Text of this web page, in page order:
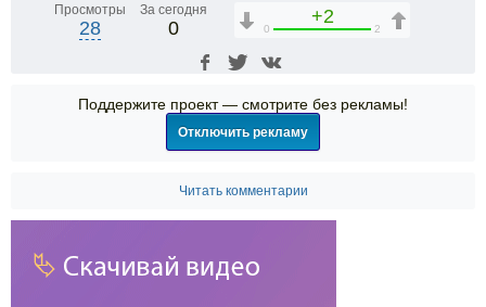
Просмотры
28
За сегодня
0
+2
0 2
Поддержите проект — смотрите без рекламы!
Отключить рекламу
Читать комментарии